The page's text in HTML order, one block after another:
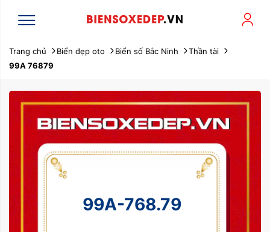
Trang chủ Biển đẹp oto Biển số Bắc Ninh
Thần tài
99A 76879
99A-768.79